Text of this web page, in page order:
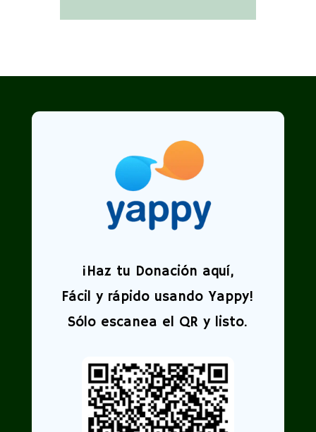
¡Haz tu Donación aquí,
Fácil y rápido usando Yappy!
Sólo escanea el QR y listo.